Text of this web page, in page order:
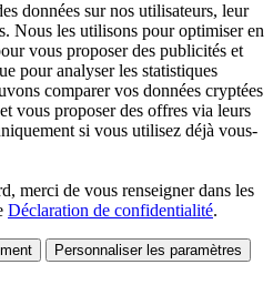
données sur nos utilisateurs, leur
Nous les utilisons pour optimiser en
vous proposer des publicités et
pour analyser les statistiques
comparer vos données cryptées
vous proposer des offres via leurs
si vous utilisez déjà vous-
merci de vous renseigner dans les
Déclaration de confidentialité.
Personnaliser les paramètres